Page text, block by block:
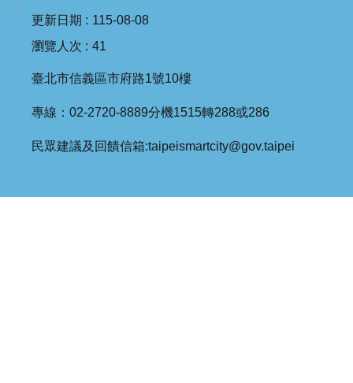
:::
更新日期
115-08-08
瀏覽人次
41
臺北市信義區市府路1號10樓
專線：02-2720-8889分機1515轉288或286
民眾建議及回饋信箱:taipeismartcity@gov.taipei